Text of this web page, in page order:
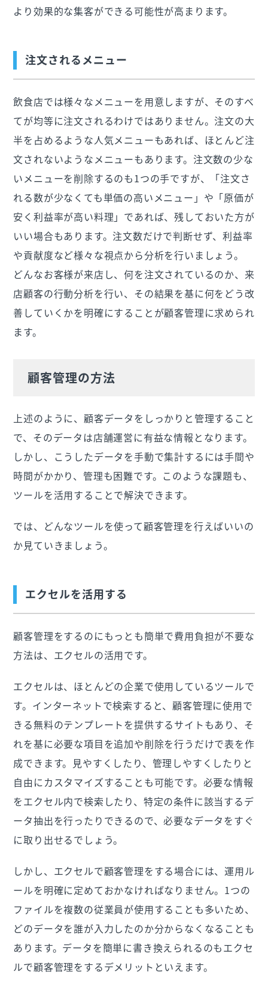
より効果的な集客ができる可能性が高まります。
注文されるメニュー
飲食店では様々なメニューを用意しますが、そのすべ
てが均等に注文されるわけではありません。注文の大
半を占めるような人気メニューもあれば、ほとんど注
文されないようなメニューもあります。注文数の少な
いメニューを削除するのも1つの手ですが、「注文さ
れる数が少なくても単価の高いメニュー」や「原価が
安く利益率が高い料理」であれば、残しておいた方が
いい場合もあります。注文数だけで判断せず、利益率
や貢献度など様々な視点から分析を行いましょう。
どんなお客様が来店し、何を注文されているのか、来
店顧客の行動分析を行い、その結果を基に何をどう改
善していくかを明確にすることが顧客管理に求められ
ます。
顧客管理の方法
上述のように、顧客データをしっかりと管理すること
で、そのデータは店舗運営に有益な情報となります。
しかし、こうしたデータを手動で集計するには手間や
時間がかかり、管理も困難です。このような課題も、
ツールを活用することで解決できます。
では、どんなツールを使って顧客管理を行えばいいの
か見ていきましょう。
エクセルを活用する
顧客管理をするのにもっとも簡単で費用負担が不要な
方法は、エクセルの活用です。
エクセルは、ほとんどの企業で使用しているツールで
す。インターネットで検索すると、顧客管理に使用で
きる無料のテンプレートを提供するサイトもあり、そ
れを基に必要な項目を追加や削除を行うだけで表を作
成できます。見やすくしたり、管理しやすくしたりと
自由にカスタマイズすることも可能です。必要な情報
をエクセル内で検索したり、特定の条件に該当するデ
ータ抽出を行ったりできるので、必要なデータをすぐ
に取り出せるでしょう。
しかし、エクセルで顧客管理をする場合には、運用ル
ールを明確に定めておかなければなりません。1つの
ファイルを複数の従業員が使用することも多いため、
どのデータを誰が入力したのか分からなくなることも
あります。データを簡単に書き換えられるのもエクセ
ルで顧客管理をするデメリットといえます。